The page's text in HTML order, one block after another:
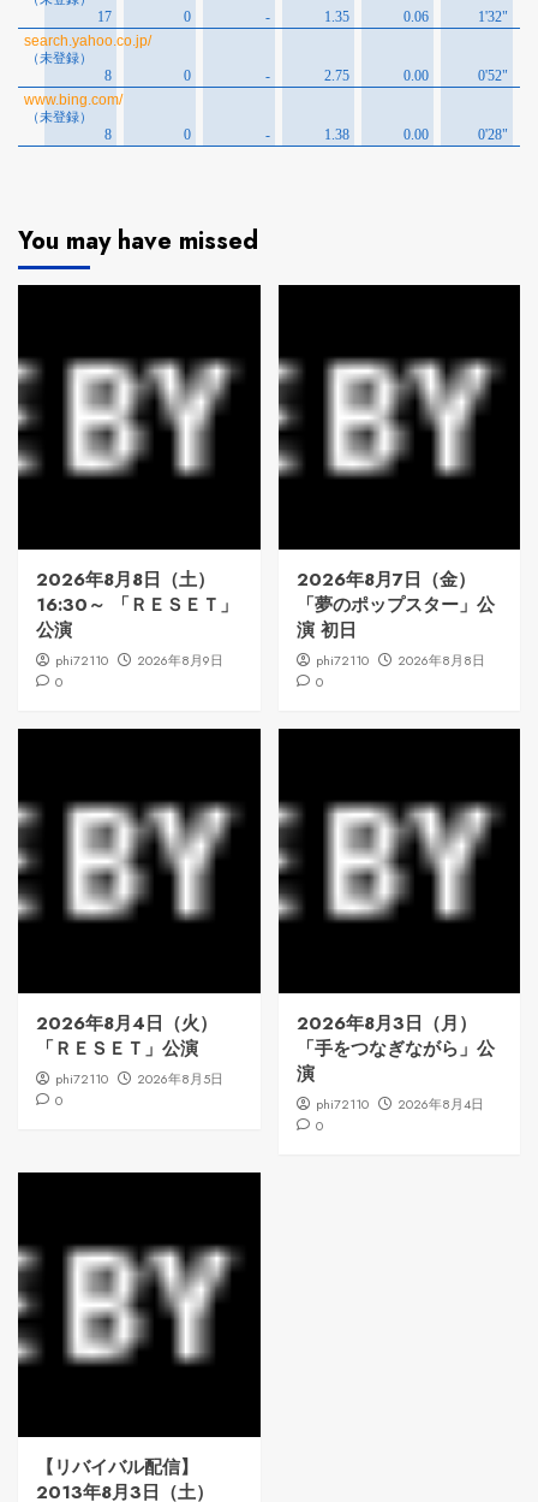
You may have missed
2026年8月8日（土）
16:30～ 「ＲＥＳＥＴ」
公演
phi72110
2026年8月9日
0
2026年8月7日（金）
「夢のポップスター」公
演 初日
phi72110
2026年8月8日
0
2026年8月4日（火）
「ＲＥＳＥＴ」公演
phi72110
2026年8月5日
0
2026年8月3日（月）
「手をつなぎながら」公
演
phi72110
2026年8月4日
0
【リバイバル配信】
2013年8月3日（土）